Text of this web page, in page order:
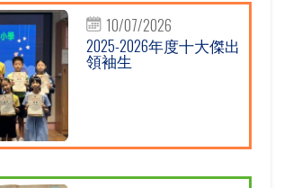
10/07/2026
2025-2026年度十大傑出
領袖生